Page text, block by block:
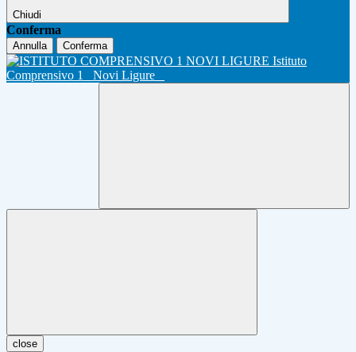
Chiudi
Conferma
Annulla Conferma
Istituto
Comprensivo 1
Novi Ligure
close